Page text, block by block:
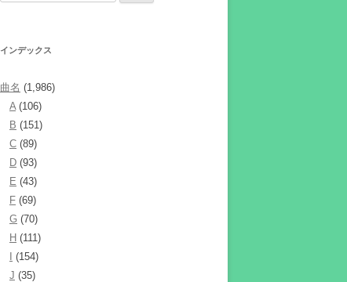
インデックス
曲名 (1,986)
A(106)
B (151)
C (89)
D (93)
E (43)
F (69)
G (70)
H (111)
(154)
J (35)